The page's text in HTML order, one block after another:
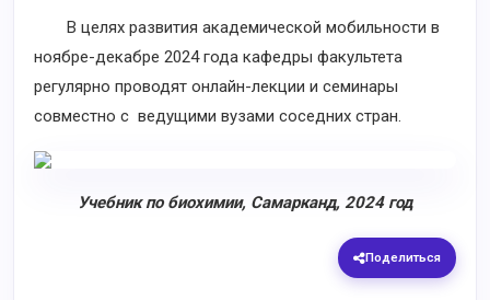
В целях развития академической мобильности в
ноябре-декабре 2024 года кафедры факультета
регулярно проводят онлайн-лекции и семинары
совместно с ведущими вузами соседних стран.
Учебник по биохимии, Самарканд, 2024 год
Поделиться